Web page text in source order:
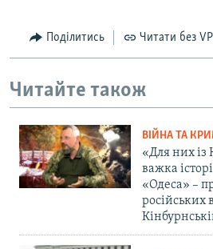
Поділитись Читати без
Читайте також
ВІЙНА ТА
«Для них із
важка
«Одеса» –
російських